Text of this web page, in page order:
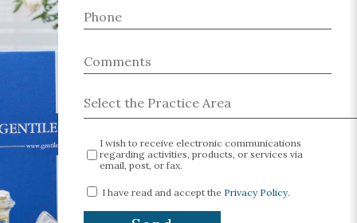
I wish to receive electronic communications
regarding activities, products, or services via
email, post, or fax.
I have read and accept the Privacy Policy.